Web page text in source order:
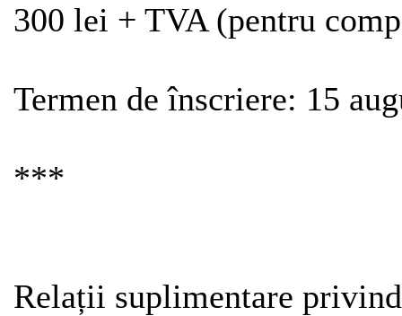
300 lei + TVA (pentru
Termen de înscriere: 15
***
Relații suplimentare